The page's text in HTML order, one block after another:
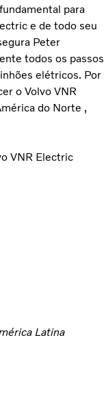
para
e de todo seu
Peter
todos os passos
elétricos. Por
o Volvo VNR
do Norte ,
VNR Electric
Latina